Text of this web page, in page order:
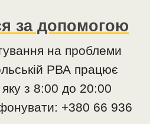
за допомогою
на проблеми
РВА працює
яку з 8:00 до 20:00
+380 66 936